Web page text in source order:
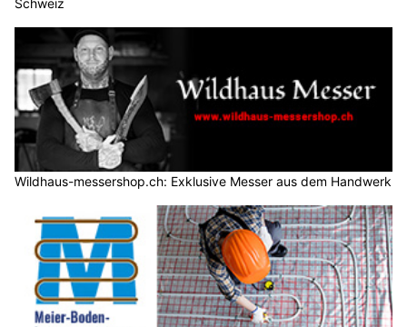
Wildhaus-messershop.ch: Exklusive Messer aus dem Handwerk